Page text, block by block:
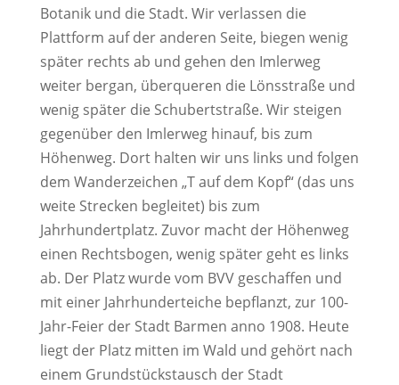
Botanik und die Stadt. Wir verlassen die
Plattform auf der anderen Seite, biegen wenig
später rechts ab und gehen den Imlerweg
weiter bergan, überqueren die Lönsstraße und
wenig später die Schubertstraße. Wir steigen
gegenüber den Imlerweg hinauf, bis zum
Höhenweg. Dort halten wir uns links und folgen
dem Wanderzeichen „T auf dem Kopf“ (das uns
weite Strecken begleitet) bis zum
Jahrhundertplatz. Zuvor macht der Höhenweg
einen Rechtsbogen, wenig später geht es links
ab. Der Platz wurde vom BVV geschaffen und
mit einer Jahrhunderteiche bepflanzt, zur 100-
Jahr-Feier der Stadt Barmen anno 1908. Heute
liegt der Platz mitten im Wald und gehört nach
einem Grundstückstausch der Stadt